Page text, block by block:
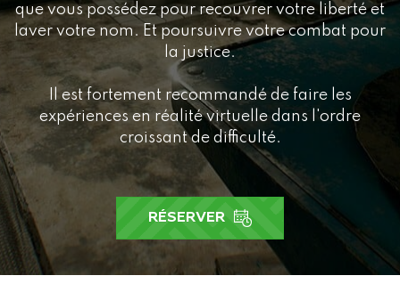
que vous possédez pour recouvrer votre liberté et
laver votre nom. Et poursuivre votre combat pour
la justice.
Il est fortement recommandé de faire les
expériences en réalité virtuelle dans l'ordre
croissant de difficulté.
RÉSERVER